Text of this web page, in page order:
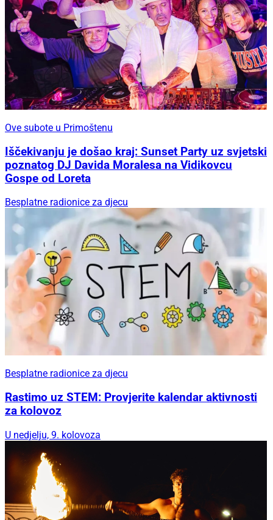
Ove subote u Primoštenu
Iščekivanju je došao kraj: Sunset Party uz svjetski
poznatog DJ Davida Moralesa na Vidikovcu
Gospe od Loreta
Besplatne radionice za djecu
Besplatne radionice za djecu
Rastimo uz STEM: Provjerite kalendar aktivnosti
za kolovoz
U nedjelju, 9. kolovoza